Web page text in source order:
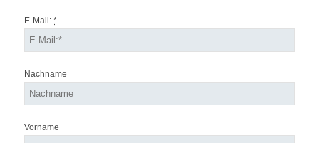
E-Mail: *
Nachname
Vorname